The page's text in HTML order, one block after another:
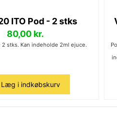
ITO Pod - 2 stks
80,00 kr.
2 stks. Kan indeholde 2ml ejuce.
Læg i indkøbskurv